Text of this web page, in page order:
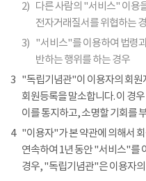
2) 다른 사람의 "서비스" 이용
전자거래질서를 위협하는
3) "서비스"를 이용하여 법령
반하는 행위를 하는 경우
3 "독립기념관"이 이용자의 회원
회원등록을 말소합니다. 이 경
이를 통지하고, 소명할 기회를
4
"이용자"가 본 약관에 의해서
연속하여 1년 동안 "서비스"를
경우, "독립기념관"은 이용자